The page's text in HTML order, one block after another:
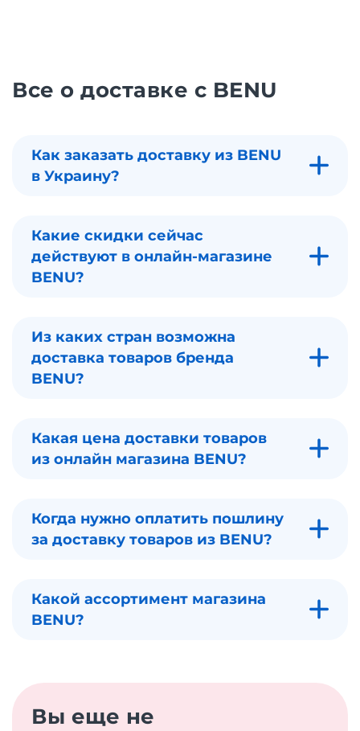
Все о доставке с BENU
Как заказать доставку из BENU
в Украину?
Какие скидки сейчас
действуют в онлайн-магазине
BENU?
Из каких стран возможна
доставка товаров бренда
BENU?
Какая цена доставки товаров
из онлайн магазина BENU?
Когда нужно оплатить пошлину
за доставку товаров из BENU?
Какой ассортимент магазина
BENU?
Вы еще не